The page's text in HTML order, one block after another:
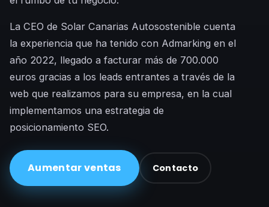
La CEO de Solar Canarias Autosostenible cuenta
la experiencia que ha tenido con Admarking en el
año 2022, llegado a facturar más de 700.000
euros gracias a los leads entrantes a través de la
web que realizamos para su empresa, en la cual
implementamos una estrategia de
posicionamiento SEO.
Aumentar ventas Contacto